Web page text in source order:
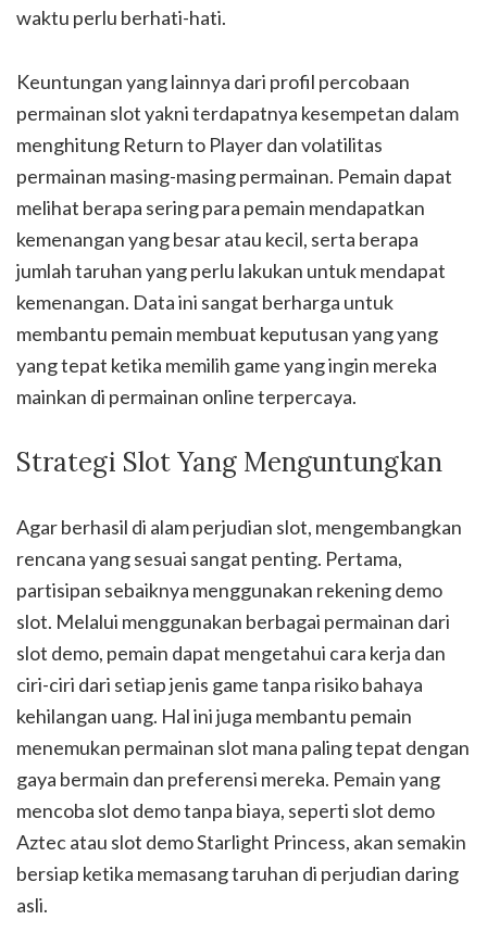
waktu perlu berhati-hati.
Keuntungan yang lainnya dari profil percobaan
permainan slot yakni terdapatnya kesempetan dalam
menghitung Return to Player dan volatilitas
permainan masing-masing permainan. Pemain dapat
melihat berapa sering para pemain mendapatkan
kemenangan yang besar atau kecil, serta berapa
jumlah taruhan yang perlu lakukan untuk mendapat
kemenangan. Data ini sangat berharga untuk
membantu pemain membuat keputusan yang yang
yang tepat ketika memilih game yang ingin mereka
mainkan di permainan online terpercaya.
Strategi Slot Yang Menguntungkan
Agar berhasil di alam perjudian slot, mengembangkan
rencana yang sesuai sangat penting. Pertama,
partisipan sebaiknya menggunakan rekening demo
slot. Melalui menggunakan berbagai permainan dari
slot demo, pemain dapat mengetahui cara kerja dan
ciri-ciri dari setiap jenis game tanpa risiko bahaya
kehilangan uang. Hal ini juga membantu pemain
menemukan permainan slot mana paling tepat dengan
gaya bermain dan preferensi mereka. Pemain yang
mencoba slot demo tanpa biaya, seperti slot demo
Aztec atau slot demo Starlight Princess, akan semakin
bersiap ketika memasang taruhan di perjudian daring
asli.